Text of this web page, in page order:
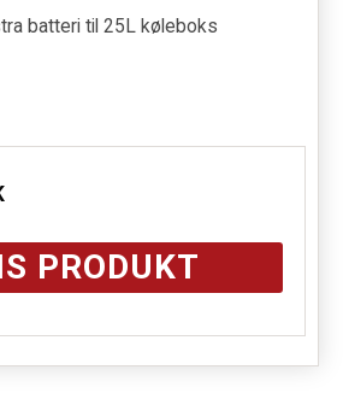
batteri til 25L køleboks
PRODUKT